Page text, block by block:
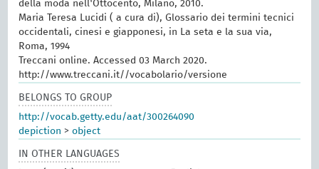
della moda nell'Ottocento, Milano, 2010.
Maria Teresa Lucidi ( a cura di), Glossario dei termini tecnici
occidentali, cinesi e giapponesi, in La seta e la sua via,
Roma, 1994
Treccani online. Accessed 03 March 2020.
http://www.treccani.it//vocabolario/versione
BELONGS TO GROUP
http://vocab.getty.edu/aat/300264090
depiction >object
IN OTHER LANGUAGES